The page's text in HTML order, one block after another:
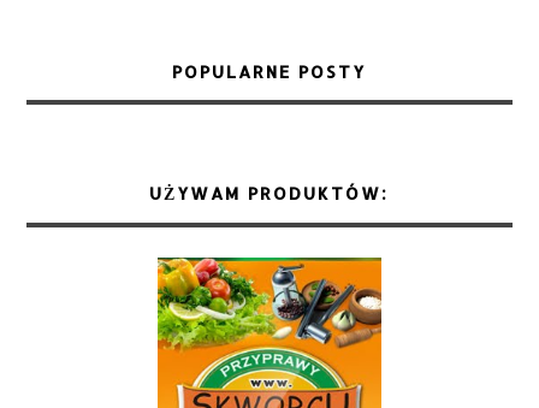
POPULARNE POSTY
UŻYWAM PRODUKTÓW: